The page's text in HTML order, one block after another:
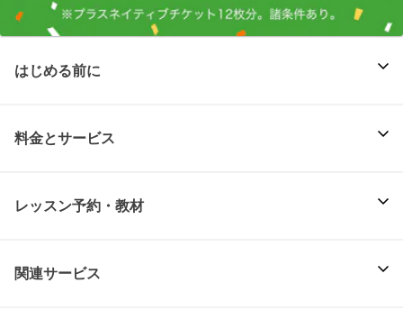
はじめる前に
料金とサービス
レッスン予約・教材
関連サービス